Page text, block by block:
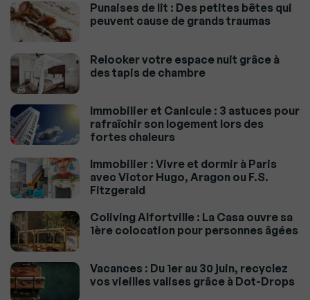
Punaises de lit : Des petites bêtes qui
peuvent cause de grands traumas
Relooker votre espace nuit grâce à
des tapis de chambre
Immobilier et Canicule : 3 astuces pour
rafraîchir son logement lors des
fortes chaleurs
Immobilier : Vivre et dormir à Paris
avec Victor Hugo, Aragon ou F.S.
Fitzgerald
Coliving Alfortville : La Casa ouvre sa
1ère colocation pour personnes âgées
Vacances : Du 1er au 30 juin, recyclez
vos vieilles valises grâce à Dot-Drops